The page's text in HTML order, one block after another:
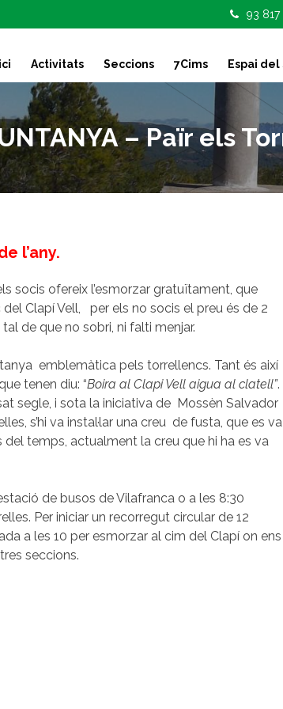
93 817
Activitats Seccions 7Cims Espai del
– Païr els
l’any.
socis ofereix l’esmorzar gratuïtament, que
Clapí Vell, per els no socis el preu és de 2
de que no sobri, ni falti menjar.
emblemàtica pels torrellencs. Tant és així
tenen diu: “Boira al Clapi Vell aigua al clatell”.
segle, i sota la iniciativa de Mossèn Salvador
s’hi va instal·lar una creu de fusta, que es va
temps, actualment la creu que hi ha es va
de busos de Vilafranca o a les 8:30
Per iniciar un recorregut circular de 12
a les 10 per esmorzar al cim del Clapí on ens
seccions.